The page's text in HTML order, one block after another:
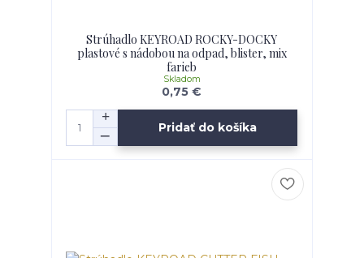
Strúhadlo KEYROAD ROCKY-DOCKY
plastové s nádobou na odpad, blister, mix
farieb
0,75 €
Skladom
Pridať do košíka